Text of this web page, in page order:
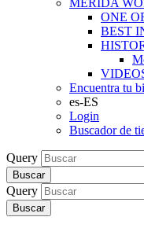
MERIDA
ONE
BEST
Encuentra tu
es-ES
Login
Buscador de
Query
Buscar
Query
Buscar